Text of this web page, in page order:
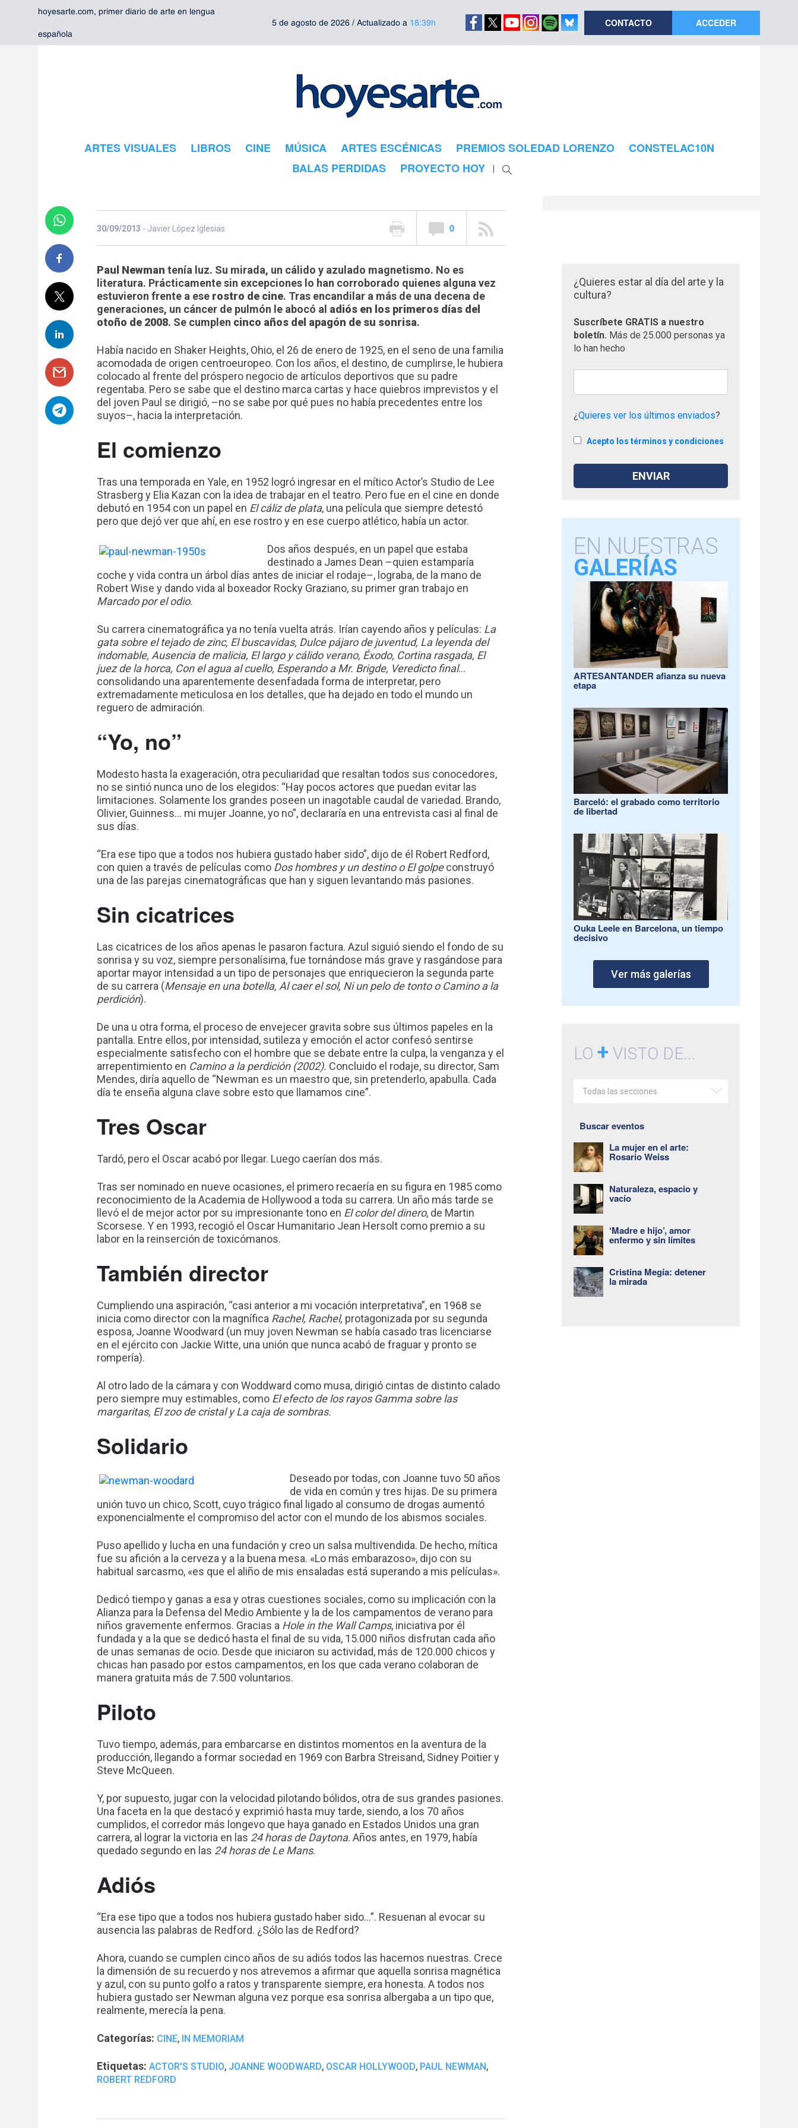
hoyesarte.com, primer diario de arte en lengua
española
5 de agosto de 2026 / Actualizado a 18:39h CONTACTO ACCEDER
ARTES VISUALES LIBROS CINE MÚSICA ARTES ESCÉNICAS PREMIOS SOLEDAD LORENZO
CONSTELAC10N
BALAS PERDIDAS
PROYECTO HOY
Cinco años sin la luz de
30/09/2013 - Javier López Iglesias 0
Paul Newman tenía luz. Su mirada, un cálido y azulado magnetismo. No es
literatura. Prácticamente sin excepciones lo han corroborado quienes alguna vez
estuvieron frente a ese rostro de cine. Tras encandilar a más de una decena de
generaciones, un cáncer de pulmón le abocó al adiós en los primeros días del
otoño de 2008. Se cumplen cinco años del apagón de su sonrisa.
Había nacido en Shaker Heights, Ohio, el 26 de enero de 1925, en el seno de una familia
acomodada de origen centroeuropeo. Con los años, el destino, de cumplirse, le hubiera
colocado al frente del próspero negocio de artículos deportivos que su padre
regentaba. Pero se sabe que el destino marca cartas y hace quiebros imprevistos y el
del joven Paul se dirigió, –no se sabe por qué pues no había precedentes entre los
suyos–, hacia la interpretación.
El comienzo
Tras una temporada en Yale, en 1952 logró ingresar en el mítico Actor’s Studio de Lee
Strasberg y Elia Kazan con la idea de trabajar en el teatro. Pero fue en el cine en donde
debutó en 1954 con un papel en El cáliz de plata, una película que siempre detestó
pero que dejó ver que ahí, en ese rostro y en ese cuerpo atlético, había un actor.
Dos años después, en un papel que estaba
destinado a James Dean –quien estamparía
coche y vida contra un árbol días antes de iniciar el rodaje–, lograba, de la mano de
Robert Wise y dando vida al boxeador Rocky Graziano, su primer gran trabajo en
Marcado por el odio.
Su carrera cinematográfica ya no tenía vuelta atrás. Irían cayendo años y películas: La
gata sobre el tejado de zinc, El buscavidas, Dulce pájaro de juventud, La leyenda del
indomable, Ausencia de malicia, El largo y cálido verano, Éxodo, Cortina rasgada, El
juez de la horca, Con el agua al cuello, Esperando a Mr. Brigde, Veredicto final…
consolidando una aparentemente desenfadada forma de interpretar, pero
extremadamente meticulosa en los detalles, que ha dejado en todo el mundo un
reguero de admiración.
“Yo, no”
Modesto hasta la exageración, otra peculiaridad que resaltan todos sus conocedores,
no se sintió nunca uno de los elegidos: “Hay pocos actores que puedan evitar las
limitaciones. Solamente los grandes poseen un inagotable caudal de variedad. Brando,
Olivier, Guinness… mi mujer Joanne, yo no”, declararía en una entrevista casi al final de
sus días.
“Era ese tipo que a todos nos hubiera gustado haber sido”, dijo de él Robert Redford,
con quien a través de películas como Dos hombres y un destino o El golpeconstruyó
una de las parejas cinematográficas que han y siguen levantando más pasiones.
Sin cicatrices
Las cicatrices de los años apenas le pasaron factura. Azul siguió siendo el fondo de su
sonrisa y su voz, siempre personalísima, fue tornándose más grave y rasgándose para
aportar mayor intensidad a un tipo de personajes que enriquecieron la segunda parte
de su carrera (Mensaje en una botella, Al caer el sol, Ni un pelo de tonto o Camino a la
perdición).
De una u otra forma, el proceso de envejecer gravita sobre sus últimos papeles en la
pantalla. Entre ellos, por intensidad, sutileza y emoción el actor confesó sentirse
especialmente satisfecho con el hombre que se debate entre la culpa, la venganza y el
arrepentimiento en Camino a la perdición (2002). Concluido el rodaje, su director, Sam
Mendes, diría aquello de “Newman es un maestro que, sin pretenderlo, apabulla. Cada
día te enseña alguna clave sobre esto que llamamos cine”.
Tres Oscar
Tardó, pero el Oscar acabó por llegar. Luego caerían dos más.
Tras ser nominado en nueve ocasiones, el primero recaería en su figura en 1985 como
reconocimiento de la Academia de Hollywood a toda su carrera. Un año más tarde se
llevó el de mejor actor por su impresionante tono en El color del dinero, de Martin
Scorsese. Y en 1993, recogió el Oscar Humanitario Jean Hersolt como premio a su
labor en la reinserción de toxicómanos.
También director
Cumpliendo una aspiración, “casi anterior a mi vocación interpretativa”, en 1968 se
inicia como director con la magnífica Rachel, Rachel, protagonizada por su segunda
esposa, Joanne Woodward (un muy joven Newman se había casado tras licenciarse
en el ejército con Jackie Witte, una unión que nunca acabó de fraguar y pronto se
rompería).
Al otro lado de la cámara y con Woddward como musa, dirigió cintas de distinto calado
pero siempre muy estimables, como El efecto de los rayos Gamma sobre las
margaritas, El zoo de cristal y La caja de sombras.
Solidario
Deseado por todas, con Joanne tuvo 50 años
de vida en común y tres hijas. De su primera
unión tuvo un chico, Scott, cuyo trágico final ligado al consumo de drogas aumentó
exponencialmente el compromiso del actor con el mundo de los abismos sociales.
Puso apellido y lucha en una fundación y creo un salsa multivendida. De hecho, mítica
fue su afición a la cerveza y a la buena mesa. «Lo más embarazoso», dijo con su
habitual sarcasmo, «es que el aliño de mis ensaladas está superando a mis películas».
Dedicó tiempo y ganas a esa y otras cuestiones sociales, como su implicación con la
Alianza para la Defensa del Medio Ambiente y la de los campamentos de verano para
niños gravemente enfermos. Gracias a Hole in the Wall Camps, iniciativa por él
fundada y a la que se dedicó hasta el final de su vida, 15.000 niños disfrutan cada año
de unas semanas de ocio. Desde que iniciaron su actividad, más de 120.000 chicos y
chicas han pasado por estos campamentos, en los que cada verano colaboran de
manera gratuita más de 7.500 voluntarios.
Piloto
Tuvo tiempo, además, para embarcarse en distintos momentos en la aventura de la
producción, llegando a formar sociedad en 1969 con Barbra Streisand, Sidney Poitier y
Steve McQueen.
Y, por supuesto, jugar con la velocidad pilotando bólidos, otra de sus grandes pasiones.
Una faceta en la que destacó y exprimió hasta muy tarde, siendo, a los 70 años
cumplidos, el corredor más longevo que haya ganado en Estados Unidos una gran
carrera, al lograr la victoria en las 24 horas de Daytona. Años antes, en 1979, había
quedado segundo en las 24 horas de Le Mans.
Adiós
“Era ese tipo que a todos nos hubiera gustado haber sido…”. Resuenan al evocar su
ausencia las palabras de Redford. ¿Sólo las de Redford?
Ahora, cuando se cumplen cinco años de su adiós todos las hacemos nuestras. Crece
la dimensión de su recuerdo y nos atrevemos a afirmar que aquella sonrisa magnética
y azul, con su punto golfo a ratos y transparente siempre, era honesta. A todos nos
hubiera gustado ser Newman alguna vez porque esa sonrisa albergaba a un tipo que,
realmente, merecía la pena.
Categorías: CINE, IN MEMORIAM
Etiquetas: ACTOR'S STUDIO, JOANNE WOODWARD, OSCAR HOLLYWOOD, PAUL NEWMAN,
ROBERT REDFORD
¿Quieres estar al día del arte y la
cultura?
Suscríbete GRATIS a nuestro
boletín. Más de 25.000 personas ya
lo han hecho
¿Quieres ver los últimos enviados?
Acepto los términos y condiciones
EN NUESTRAS
GALERÍAS
ARTESANTANDER afianza su nueva
etapa
Barceló: el grabado como territorio
de libertad
Ouka Leele en Barcelona, un tiempo
decisivo
Ver más galerías
LO+ VISTO DE...
Todas las secciones
Buscar eventos
La mujer en el arte:
Rosario Weiss
Naturaleza, espacio y
vacío
‘Madre e hijo’, amor
enfermo y sin límites
Cristina Megía: detener
la mirada